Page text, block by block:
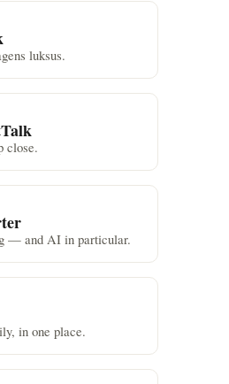
luksus.
close.
— and AI in particular.
in one place.